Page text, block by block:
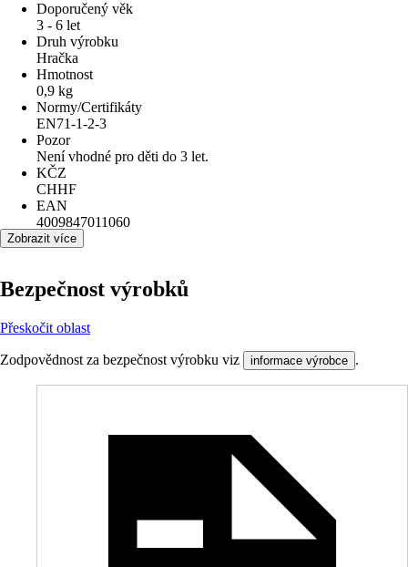
Doporučený věk
3 - 6 let
Druh výrobku
Hračka
Hmotnost
0,9 kg
Normy/Certifikáty
EN71-1-2-3
Pozor
Není vhodné pro děti do 3 let.
KČZ
CHHF
EAN
4009847011060
Zobrazit více
Bezpečnost výrobků
Přeskočit oblast
Zodpovědnost za bezpečnost výrobku viz informace výrobce .